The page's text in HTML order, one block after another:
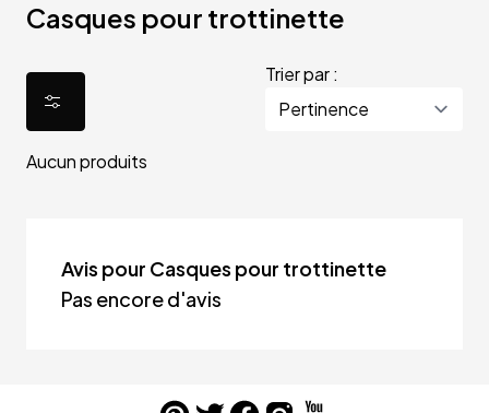
Casques pour trottinette
Trier par :
Aucun produits
Avis pour Casques pour trottinette
Pas encore d'avis